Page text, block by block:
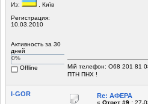
Из:
, Київ
Регистрация:
10.03.2010
Активность за 30
дней
0%
Offline
Мій телефон: О68 201 81
ПТН ПНХ !
I-GOR Re: АФЕРА
« Ответ #9 : 27-